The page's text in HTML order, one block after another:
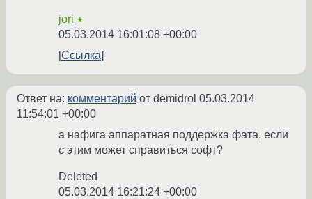
jori ★
05.03.2014 16:01:08 +00:00
Ссылка
Ответ на: комментарий от demidrol 05.03.2014
11:54:01 +00:00
а нафига аппаратная поддержка фата, если
с этим может справиться софт?
Deleted
05.03.2014 16:21:24 +00:00